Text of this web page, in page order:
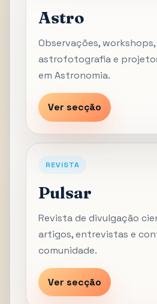
Astro
Observações, workshops,
astrofotografia e
em Astronomia.
Ver secção
REVISTA
Pulsar
Revista de divulgação
artigos, entrevistas e
comunidade.
Ver secção